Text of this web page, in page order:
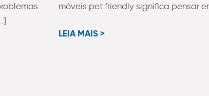
móveis pet friendly significa pensar
LEIA MAIS >